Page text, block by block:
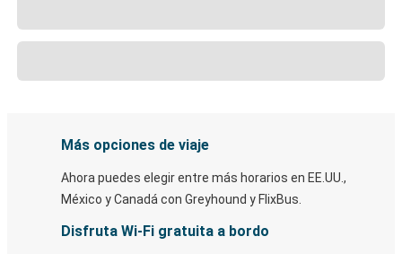
Más opciones de viaje
Ahora puedes elegir entre más horarios en EE.UU.,
México y Canadá con Greyhound y FlixBus.
Disfruta Wi-Fi gratuita a bordo